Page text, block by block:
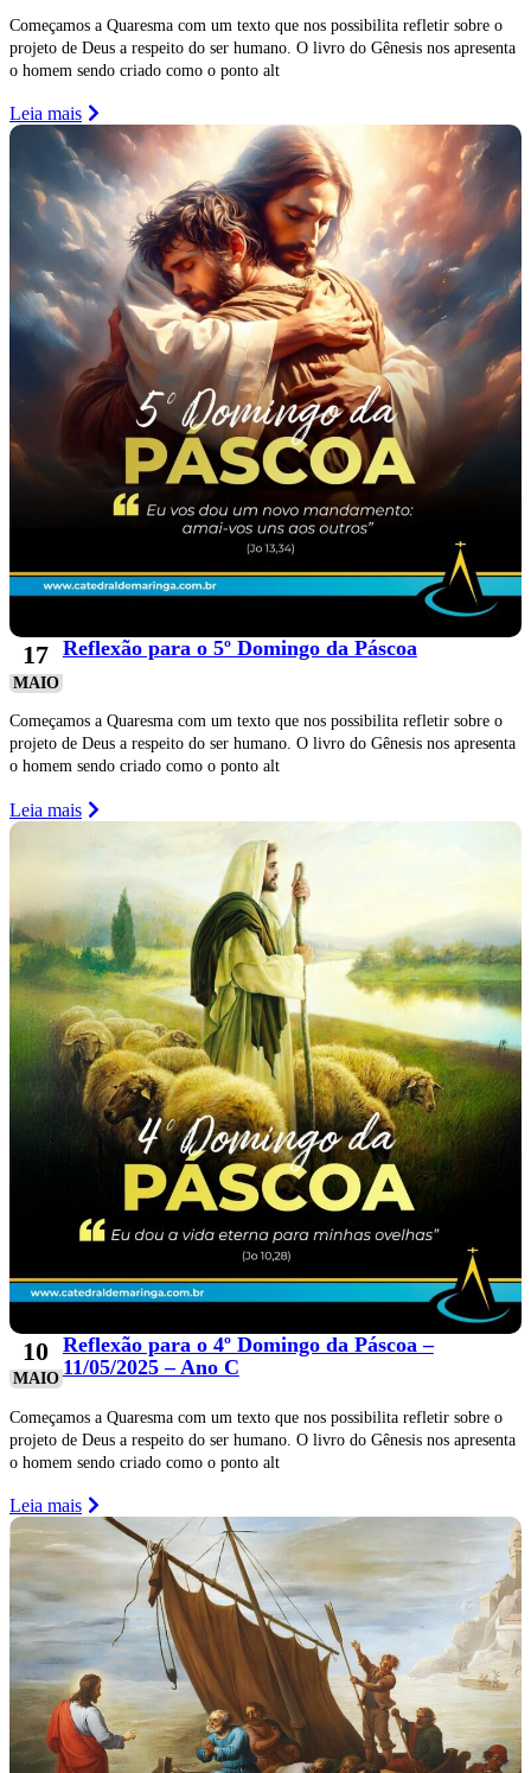
Começamos a Quaresma com um texto que nos possibilita refletir sobre o
projeto de Deus a respeito do ser humano. O livro do Gênesis nos apresenta
o homem sendo criado como o ponto alt
Leia mais
17
MAIO
Reflexão para o 5º Domingo da Páscoa
Começamos a Quaresma com um texto que nos possibilita refletir sobre o
projeto de Deus a respeito do ser humano. O livro do Gênesis nos apresenta
o homem sendo criado como o ponto alt
Leia mais
10
MAIO
Reflexão para o 4º Domingo da Páscoa –
11/05/2025 – Ano C
Começamos a Quaresma com um texto que nos possibilita refletir sobre o
projeto de Deus a respeito do ser humano. O livro do Gênesis nos apresenta
o homem sendo criado como o ponto alt
Leia mais